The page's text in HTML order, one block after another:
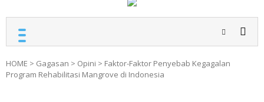
HOME > Gagasan > Opini > Faktor-Faktor Penyebab Kegagalan
Program Rehabilitasi Mangrove di Indonesia